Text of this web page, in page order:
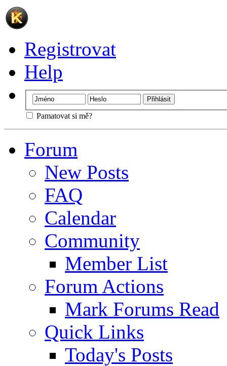
Registrovat
Help
Pamatovat si mě?
Forum
New Posts
FAQ
Calendar
Community
Member List
Forum Actions
Mark Forums Read
Quick Links
Today's Posts